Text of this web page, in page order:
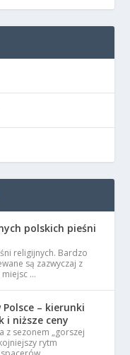
polskich pieśni
religijnych. Bardzo
są zazwyczaj z
…
– kierunki
i niższe ceny
z sezonem „gorszej
rytm